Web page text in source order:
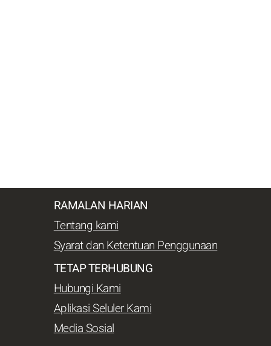
RAMALAN HARIAN
Tentang kami
Syarat dan Ketentuan Penggunaan
TETAP TERHUBUNG
Hubungi Kami
Aplikasi Seluler Kami
Media Sosial